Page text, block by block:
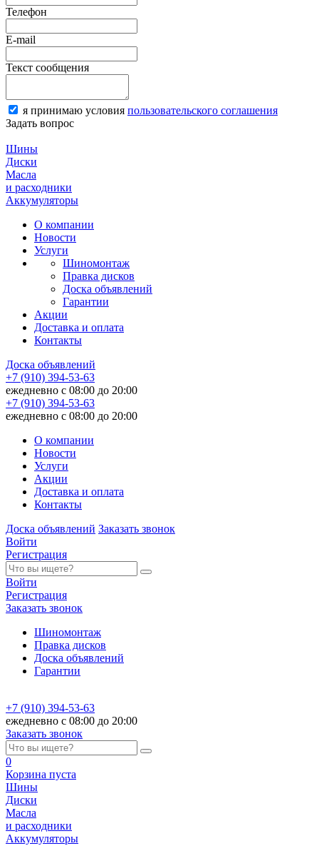
Телефон
E-mail
Текст сообщения
я принимаю условия пользовательского соглашения
Задать вопрос
Шины
Диски
Масла
и расходники
Аккумуляторы
О компании
Новости
Услуги
Шиномонтаж
Правка дисков
Доска объявлений
Гарантии
Акции
Доставка и оплата
Контакты
Доска объявлений
+7 (910) 394-53-63
ежедневно с 08:00 до 20:00
+7 (910) 394-53-63
ежедневно с 08:00 до 20:00
О компании
Новости
Услуги
Акции
Доставка и оплата
Контакты
Доска объявлений Заказать звонок
Войти
Регистрация
Войти
Регистрация
Заказать звонок
Шиномонтаж
Правка дисков
Доска объявлений
Гарантии
+7 (910) 394-53-63
ежедневно с 08:00 до 20:00
Заказать звонок
0
Корзина пуста
Шины
Диски
Масла
и расходники
Аккумуляторы